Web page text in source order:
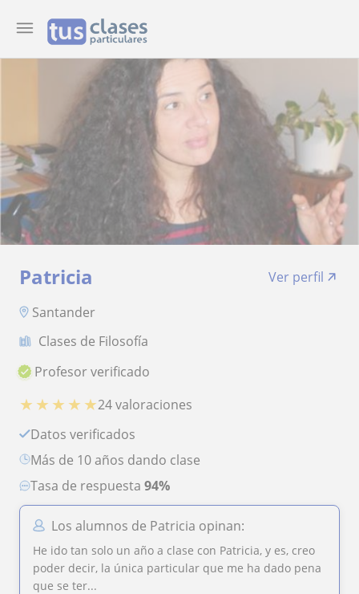
Patricia
Ver perfil
Santander
Clases de Filosofía
Profesor verificado
★ ★ ★ ★ ★24 valoraciones
Datos verificados
más de 10 años dando clase
Tasa de respuesta 94%
Los alumnos de Patricia opinan:
He ido tan solo un año a clase con Patricia, y es, creo
poder decir, la única particular que me ha dado pena
que se ter...